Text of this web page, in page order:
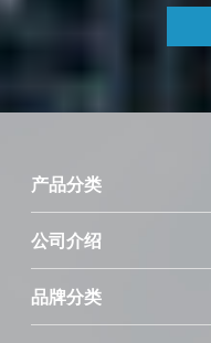
产品分类
公司介绍
品牌分类